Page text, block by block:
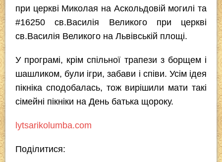
при церкві Миколая на Аскольдовій могилі та
#16250 св.Василія Великого при церкві
св.Василія Великого на Львівській площі.
У програмі, крім спільної трапези з борщем і
шашликом, були ігри, забави і співи. Усім ідея
пікніка сподобалась, тож вирішили мати такі
сімейні пікніки на День батька щороку.
lytsarikolumba.com
Поділитися: